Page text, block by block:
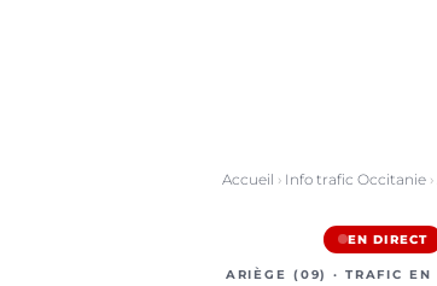
Accueil › Info trafic Occitanie›
EN DIRECT
ARIÈGE (09) · TRAFIC EN